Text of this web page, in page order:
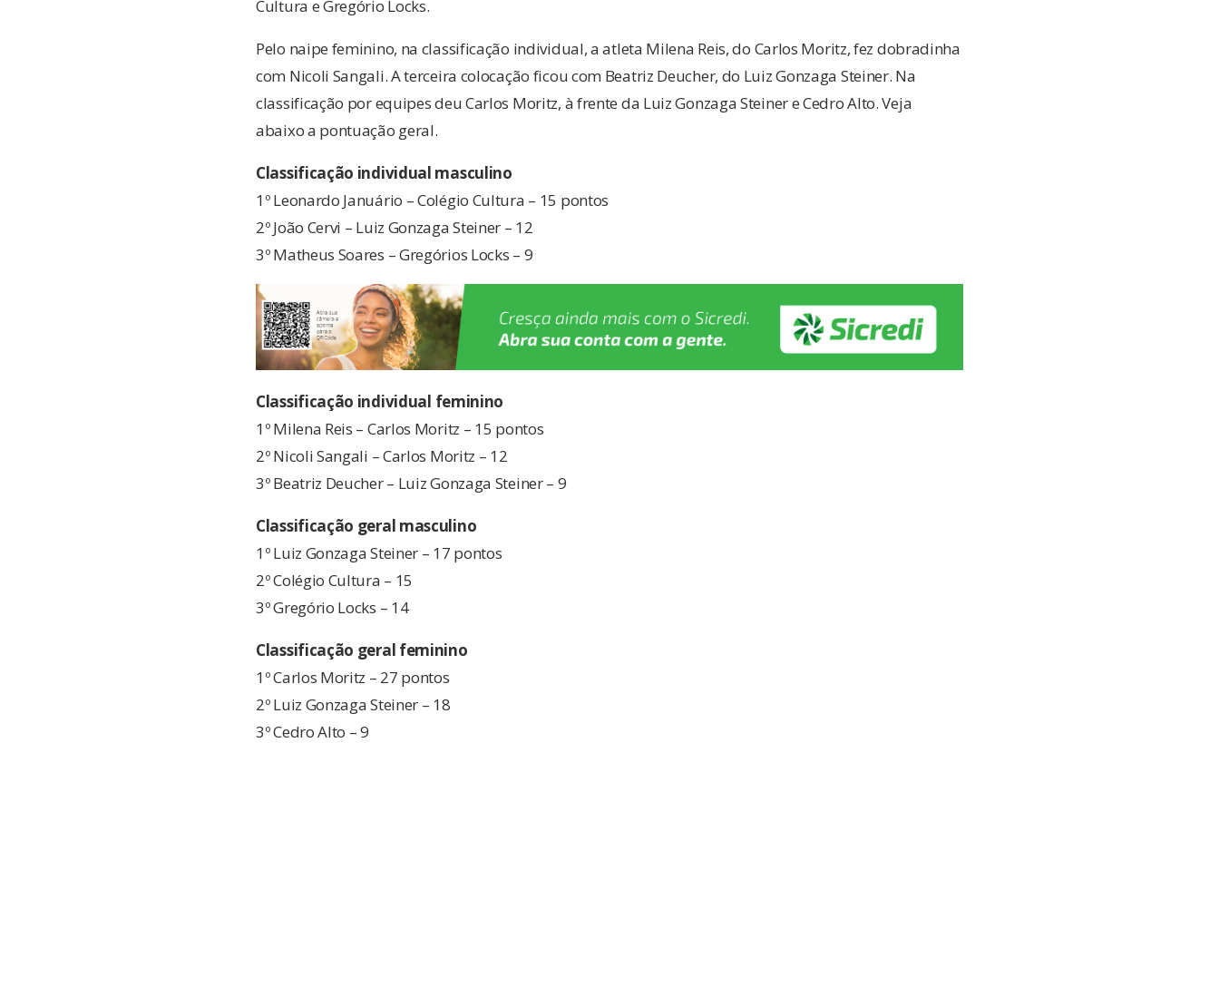
Cultura e Gregório Locks.
Pelo naipe feminino, na classificação individual, a atleta Milena Reis, do Carlos Moritz, fez dobradinha
com Nicoli Sangali. A terceira colocação ficou com Beatriz Deucher, do Luiz Gonzaga Steiner. Na
classificação por equipes deu Carlos Moritz, à frente da Luiz Gonzaga Steiner e Cedro Alto. Veja
abaixo a pontuação geral.
Classificação individual masculino
1º Leonardo Januário – Colégio Cultura – 15 pontos
2º João Cervi – Luiz Gonzaga Steiner – 12
3º Matheus Soares – Gregórios Locks – 9
Classificação individual feminino
1º Milena Reis – Carlos Moritz – 15 pontos
2º Nicoli Sangali – Carlos Moritz – 12
3º Beatriz Deucher – Luiz Gonzaga Steiner – 9
Classificação geral masculino
1º Luiz Gonzaga Steiner – 17 pontos
2º Colégio Cultura – 15
3º Gregório Locks – 14
Classificação geral feminino
1º Carlos Moritz – 27 pontos
2º Luiz Gonzaga Steiner – 18
3º Cedro Alto – 9